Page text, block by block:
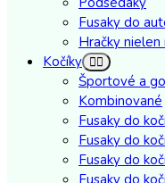
Fusaky do
Hračky
Kočíky
Športové a
Kombinované
Fusaky do
Fusaky do
Fusaky do
Fusaky do